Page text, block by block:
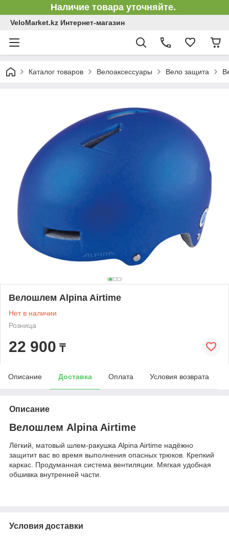
Наличие товара уточняйте.
VeloMarket.kz Интернет-магазин
Каталог товаров Велоаксессуары Вело защита
Велошлем Alpina Airtime
Нет в наличии
Розница
22 900 ₸
Описание Доставка Оплата Условия возврата
Описание
Велошлем Alpina Airtime
Лёгкий, матовый шлем-ракушка Alpina Airtime надёжно
защитит вас во время выполнения опасных трюков. Крепкий
каркас. Продуманная система вентиляции. Мягкая удобная
обшивка внутренней части.
Условия доставки